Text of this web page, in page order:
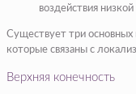
воздействия
Существует три
которые связаны с
Верхняя конечность